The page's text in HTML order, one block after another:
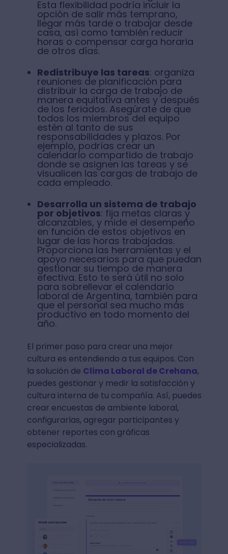
Esta flexibilidad podría incluir la
opción de salir más temprano,
llegar más tarde o trabajar desde
casa, así como también reducir
horas o compensar carga horaria
de otros días.
Redistribuye las tareas: organiza
reuniones de planificación para
distribuir la carga de trabajo de
manera equitativa antes y después
de los feriados. Asegúrate de que
todos los miembros del equipo
estén al tanto de sus
responsabilidades y plazos. Por
ejemplo, podrías crear un
calendario compartido de trabajo
donde se asignen las tareas y se
visualicen las cargas de trabajo de
cada empleado.
Desarrolla un sistema de trabajo
por objetivos: fija metas claras y
alcanzables, y mide el desempeño
en función de estos objetivos en
lugar de las horas trabajadas.
Proporciona las herramientas y el
apoyo necesarios para que puedan
gestionar su tiempo de manera
efectiva. Esto te será útil no solo
para sobrellevar el calendario
laboral de Argentina, también para
que el personal sea mucho más
productivo en todo momento del
año.
El primer paso para crear una mejor
cultura es entendiendo a tus equipos. Con
la solución de Clima Laboral de Crehana,
puedes gestionar y medir la satisfacción y
cultura interna de tu compañía. Así, puedes
crear encuestas de ambiente laboral,
configurarlas, agregar participantes y
obtener reportes con gráficas
especializadas.